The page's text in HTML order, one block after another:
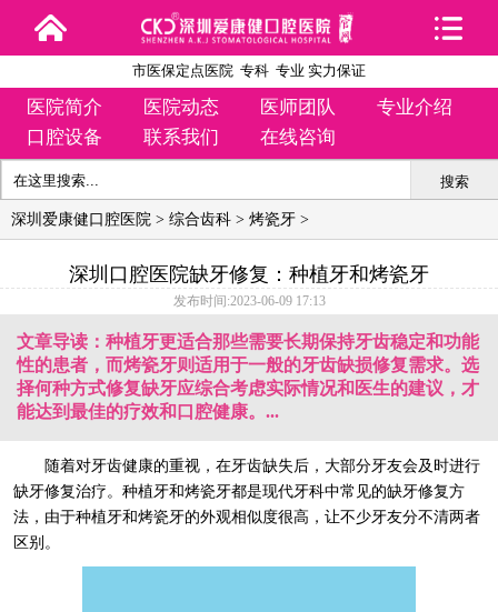
市医保定点医院 专科 专业 实力保证
医院简介 医院动态 医师团队
专业介绍
口腔设备
联系我们 在线咨询
搜索
深圳爱康健口腔医院 > 综合齿科 > 烤瓷牙 >
深圳口腔医院缺牙修复：种植牙和烤瓷牙
发布时间:2023-06-09 17:13
文章导读：种植牙更适合那些需要长期保持牙齿稳定和功能
性的患者，而烤瓷牙则适用于一般的牙齿缺损修复需求。选
择何种方式修复缺牙应综合考虑实际情况和医生的建议，才
能达到最佳的疗效和口腔健康。...
随着对牙齿健康的重视，在牙齿缺失后，大部分牙友会及时进行
缺牙修复治疗。种植牙和烤瓷牙都是现代牙科中常见的缺牙修复方
法，由于种植牙和烤瓷牙的外观相似度很高，让不少牙友分不清两者
区别。